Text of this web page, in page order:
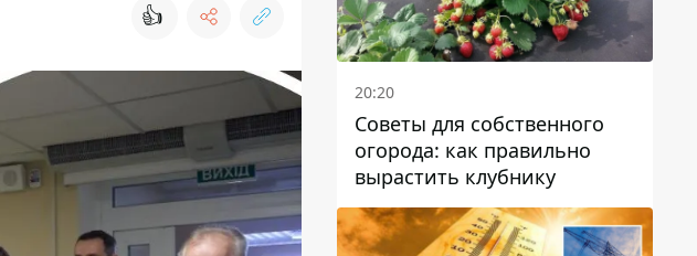
👍
20:20
Советы для собственного
огорода: как правильно
вырастить клубнику